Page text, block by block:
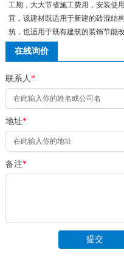
工期，大大节省施工费用，安装使
宜，该建材既适用于新建的砖混结
筑，也适用于既有建筑的装饰节能
在线询价
联系人*
地址*
备注*